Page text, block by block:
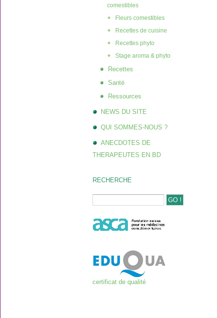
comestibles
Fleurs comestibles
Recettes de cuisine
Recettes phyto
Stage aroma & phyto
Recettes
Santé
Ressources
NEWS DU SITE
QUI SOMMES-NOUS ?
ANECDOTES DE
THERAPEUTES EN BD
RECHERCHE
certificat de qualité